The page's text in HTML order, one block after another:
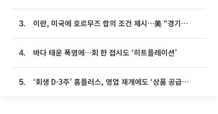
3. 이란, 미국에 호르무즈 합의 조건 제시…美 “경기 아직 안 끝나” [종합]
4. 바다 태운 폭염에…회 한 접시도 ‘히트플레이션’
5. ‘회생 D-3주’ 홈플러스, 영업 재개에도 ‘상품 공급망’ 복구가 생존 관건